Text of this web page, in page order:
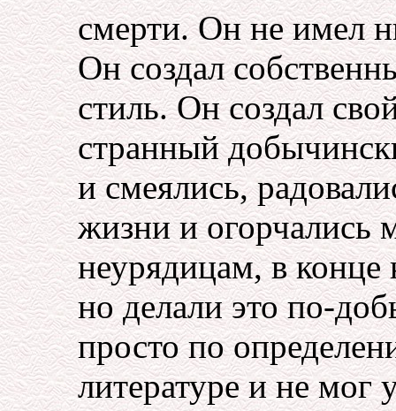
смерти. Он не имел
Он создал
стиль. Он создал
странный
и смеялись,
жизни и огорчались
неурядицам, в
но делали это по-
просто по
литературе и не мог